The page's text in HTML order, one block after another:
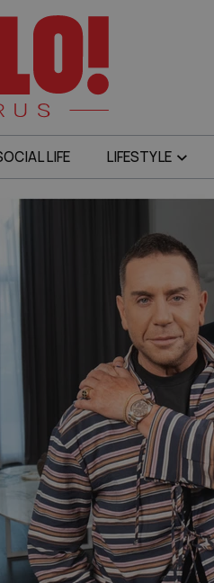
LIFE LIFESTYLE